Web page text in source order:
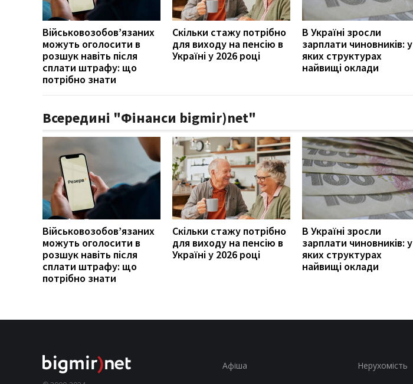
Військовозобов’язаних
можуть оголосити в
розшук навіть після
сплати штрафу: що
потрібно знати
Скільки стажу потрібно
для виходу на пенсію в
Україні у 2026 році
В Україні зросли
зарплати чиновників: у
яких структурах
найвищі оклади
Всередині "Фінанси bigmir)net"
Військовозобов’язаних
можуть оголосити в
розшук навіть після
сплати штрафу: що
потрібно знати
Скільки стажу потрібно
для виходу на пенсію в
Україні у 2026 році
В Україні зросли
зарплати чиновників: у
яких структурах
найвищі оклади
Афіша Нерухомість